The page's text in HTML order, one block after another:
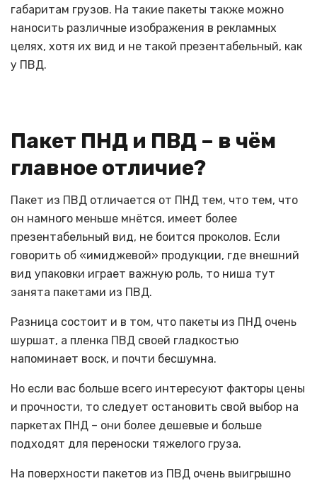
габаритам грузов. На такие пакеты также можно
наносить различные изображения в рекламных
целях, хотя их вид и не такой презентабельный, как
у ПВД.
Пакет ПНД и ПВД – в чём
главное отличие?
Пакет из ПВД отличается от ПНД тем, что тем, что
он намного меньше мнётся, имеет более
презентабельный вид, не боится проколов. Если
говорить об «имиджевой» продукции, где внешний
вид упаковки играет важную роль, то ниша тут
занята пакетами из ПВД.
Разница состоит и в том, что пакеты из ПНД очень
шуршат, а пленка ПВД своей гладкостью
напоминает воск, и почти бесшумна.
Но если вас больше всего интересуют факторы цены
и прочности, то следует остановить свой выбор на
паркетах ПНД – они более дешевые и больше
подходят для переноски тяжелого груза.
На поверхности пакетов из ПВД очень выигрышно